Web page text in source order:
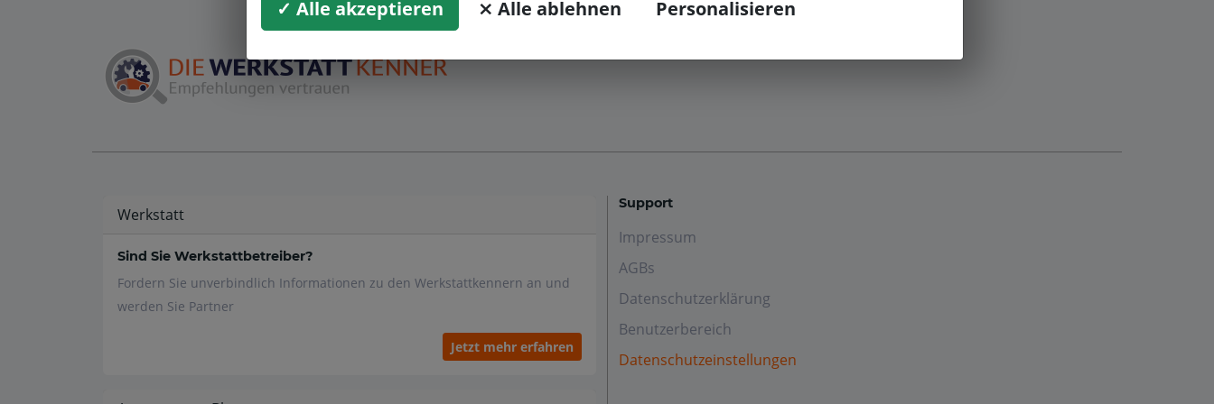
Werkstatt
Sind Sie Werkstattbetreiber?
Fordern Sie unverbindlich Informationen zu den Werkstattkennern an und
werden Sie Partner
Jetzt mehr erfahren
Support
Impressum
AGBs
Datenschutzerklärung
Benutzerbereich
Datenschutzeinstellungen
✓ Alle akzeptieren ⨯ Alle ablehnen Personalisieren